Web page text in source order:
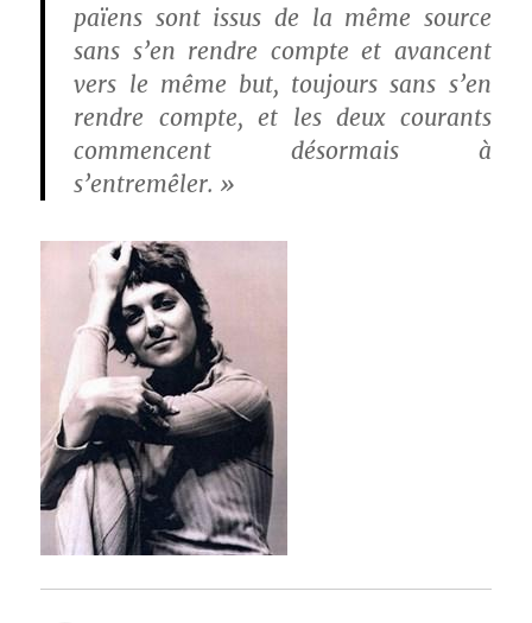
païens sont issus de la même source
sans s’en rendre compte et avancent
vers le même but, toujours sans s’en
rendre compte, et les deux courants
commencent désormais à
s’entremêler. »